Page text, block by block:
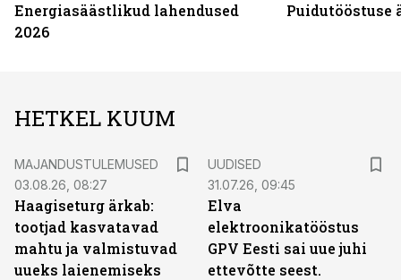
Energiasäästlikud lahendused
2026
Puidutööstuse
HETKEL KUUM
MAJANDUSTULEMUSED
03.08.26, 08:27
Haagiseturg ärkab:
tootjad kasvatavad
mahtu ja valmistuvad
uueks laienemiseks
UUDISED
31.07.26, 09:45
Elva
elektroonikatööstus
GPV Eesti sai uue juhi
ettevõtte seest.